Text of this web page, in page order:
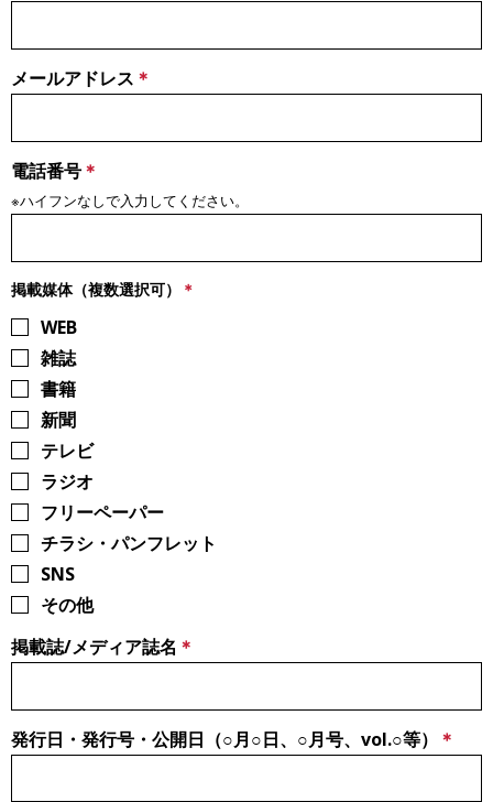
メールアドレス
電話番号
※ハイフンなしで入力してください。
掲載媒体（複数選択可）
WEB
雑誌
書籍
新聞
テレビ
ラジオ
フリーペーパー
チラシ・パンフレット
SNS
その他
掲載誌/メディア誌名
発行日・発行号・公開日（○月○日、○月号、vol.○等）